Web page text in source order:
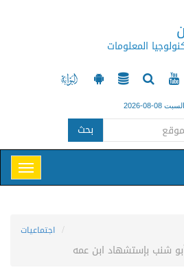
المعلومات
السبت 08-08-2026
بحث
اجتماعيات
شنب بإستشهاد ابن عمه